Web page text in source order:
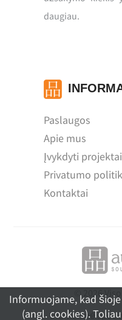
Informuojame, kad
(angl. cookies).
daugiau.
Paslaugos
Apie mus
Įvykdyti projektai
Privatumo
Kontaktai
© 2026
Didmeninė